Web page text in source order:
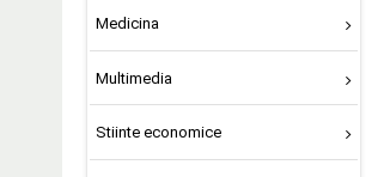
Medicina
Multimedia
Stiinte economice